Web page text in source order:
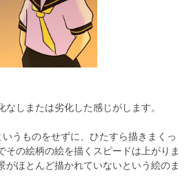
なしまたは劣化した感じがします。
うものをせずに、ひたすら描きまくっ
その絵柄の絵を描くスピードは上がりま
がほとんど描かれていないという絵のま